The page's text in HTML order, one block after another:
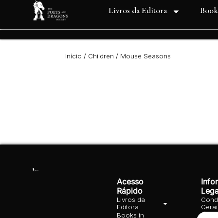
Livros da Editora
Início / Children / Mouse Seasons
Acesso
Rápido
Livros da
Editora
Books in